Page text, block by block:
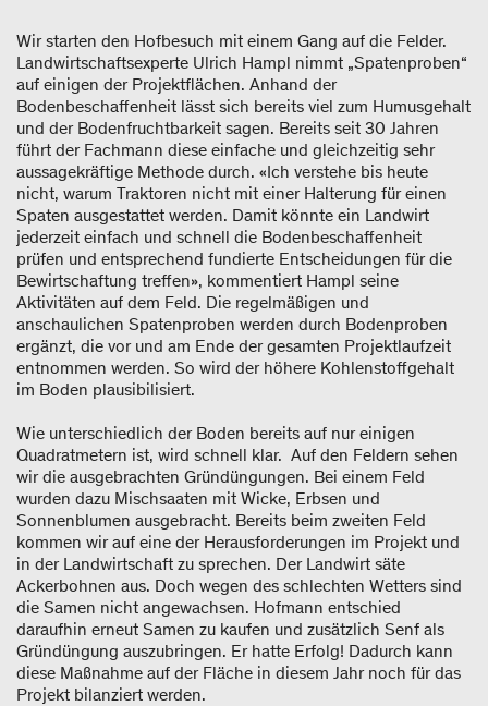
Wir starten den Hofbesuch mit einem Gang auf die Felder.
Landwirtschaftsexperte Ulrich Hampl nimmt „Spatenproben“
auf einigen der Projektflächen. Anhand der
Bodenbeschaffenheit lässt sich bereits viel zum Humusgehalt
und der Bodenfruchtbarkeit sagen. Bereits seit 30 Jahren
führt der Fachmann diese einfache und gleichzeitig sehr
aussagekräftige Methode durch. «Ich verstehe bis heute
nicht, warum Traktoren nicht mit einer Halterung für einen
Spaten ausgestattet werden. Damit könnte ein Landwirt
jederzeit einfach und schnell die Bodenbeschaffenheit
prüfen und entsprechend fundierte Entscheidungen für die
Bewirtschaftung treffen», kommentiert Hampl seine
Aktivitäten auf dem Feld. Die regelmäßigen und
anschaulichen Spatenproben werden durch Bodenproben
ergänzt, die vor und am Ende der gesamten Projektlaufzeit
entnommen werden. So wird der höhere Kohlenstoffgehalt
im Boden plausibilisiert.
Wie unterschiedlich der Boden bereits auf nur einigen
Quadratmetern ist, wird schnell klar. Auf den Feldern sehen
wir die ausgebrachten Gründüngungen. Bei einem Feld
wurden dazu Mischsaaten mit Wicke, Erbsen und
Sonnenblumen ausgebracht. Bereits beim zweiten Feld
kommen wir auf eine der Herausforderungen im Projekt und
in der Landwirtschaft zu sprechen. Der Landwirt säte
Ackerbohnen aus. Doch wegen des schlechten Wetters sind
die Samen nicht angewachsen. Hofmann entschied
daraufhin erneut Samen zu kaufen und zusätzlich Senf als
Gründüngung auszubringen. Er hatte Erfolg! Dadurch kann
diese Maßnahme auf der Fläche in diesem Jahr noch für das
Projekt bilanziert werden.